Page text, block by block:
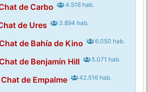
de Carbo 4.516 hab.
de Ures 3.894 hab.
de Bahía de Kino 6.050 hab.
de Benjamín Hill 5.071 hab.
Chat de Empalme 42.516 hab.